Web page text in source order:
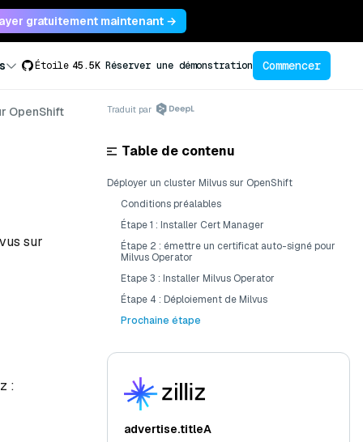
gratuitement maintenant →
Étoile 45.5K Réserver une démonstration Commencer
OpenShift
sur
:
Traduit par
Table de contenu
Déployer un cluster Milvus sur OpenShift
Conditions préalables
Étape 1 : Installer Cert Manager
Étape 2 : émettre un certificat auto-signé pour
Milvus Operator
Etape 3 : Installer Milvus Operator
Étape 4 : Déploiement de Milvus
Prochaine étape
advertise.titleA